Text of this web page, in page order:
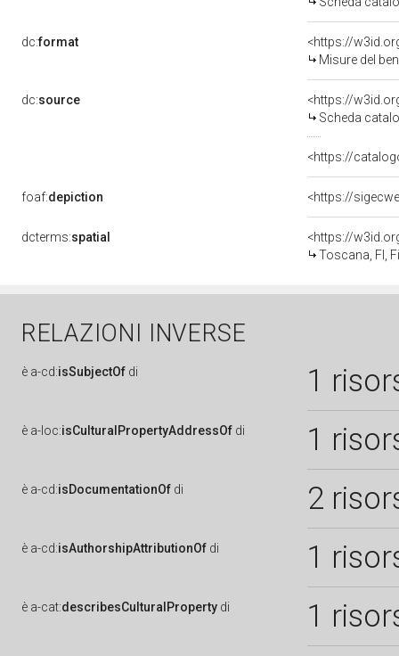
dc:format
<https://
Misure del
dc:source
<https://
Scheda
<https://
foaf:depiction <https://
dcterms:spatial
<https://
Toscana, FI,
RELAZIONI INVERSE
è a-cd:isSubjectOf di 1
è a-loc:isCulturalPropertyAddressOf di 1
è a-cd:isDocumentationOf di 2
è a-cd:isAuthorshipAttributionOf di 1
è a-cat:describesCulturalProperty di 1